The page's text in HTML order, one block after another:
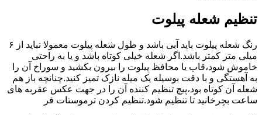
تنظیم شعله پیلوت
رنگ شعله پیلوت باید آبی باشد و طول شعله پیلوت معمولا نباید از ۶
میلی متر کمتر باشد.اگر شعله خیلی کوتاه باشد و یا به راحتی
خاموش شود،قاب یا محافظ پیلوت را بیرون بکشید و سوراخ آن را
به آهستگی و با دقت بوسیله یک میله نازک تمیز کنید.چنانچه باز هم
شعله آن کوتاه بود،پیچ تنظیم کننده آن را در جهت عکس عقربه های
ساعت بچرخانید تا تنظیم شود.تنظیم کردن ترموستات فر